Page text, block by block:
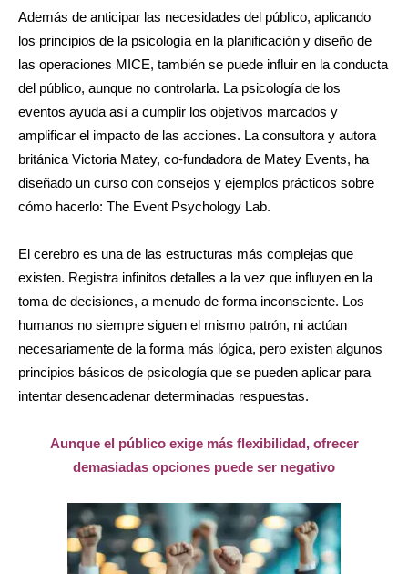
Además de anticipar las necesidades del público, aplicando
los principios de la psicología en la planificación y diseño de
las operaciones MICE, también se puede influir en la conducta
del público, aunque no controlarla. La psicología de los
eventos ayuda así a cumplir los objetivos marcados y
amplificar el impacto de las acciones. La consultora y autora
británica Victoria Matey, co-fundadora de Matey Events, ha
diseñado un curso con consejos y ejemplos prácticos sobre
cómo hacerlo: The Event Psychology Lab.
El cerebro es una de las estructuras más complejas que
existen. Registra infinitos detalles a la vez que influyen en la
toma de decisiones, a menudo de forma inconsciente. Los
humanos no siempre siguen el mismo patrón, ni actúan
necesariamente de la forma más lógica, pero existen algunos
principios básicos de psicología que se pueden aplicar para
intentar desencadenar determinadas respuestas.
Aunque el público exige más flexibilidad, ofrecer
demasiadas opciones puede ser negativo